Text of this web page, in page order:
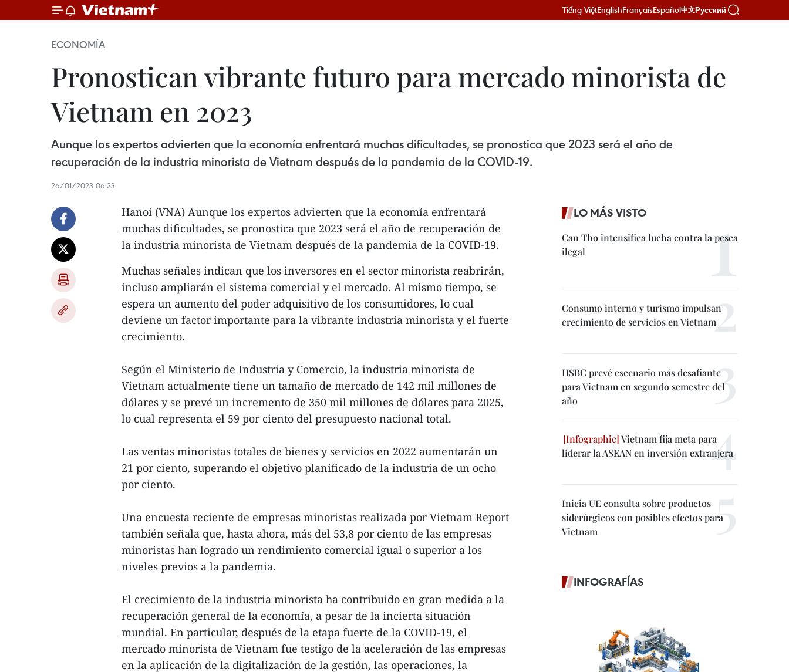
Tiếng ViệtEnglishFrançaisEspañol中文Русский
ECONOMÍA
Pronostican vibrante futuro para mercado minorista de
Vietnam en 2023
Aunque los expertos advierten que la economía enfrentará muchas dificultades, se pronostica que 2023 será el año de
recuperación de la industria minorista de Vietnam después de la pandemia de la COVID-19.
26/01/2023 06:23
Hanoi (VNA) Aunque los expertos advierten que la economía enfrentará
muchas dificultades, se pronostica que 2023 será el año de recuperación de
la industria minorista de Vietnam después de la pandemia de la COVID-19.
Muchas señales indican que los inversores en el sector minorista reabrirán,
incluso ampliarán el sistema comercial y el mercado. Al mismo tiempo, se
espera un aumento del poder adquisitivo de los consumidores, lo cual
deviene un factor importante para la vibrante industria minorista y el fuerte
crecimiento.
Según el Ministerio de Industria y Comercio, la industria minorista de
Vietnam actualmente tiene un tamaño de mercado de 142 mil millones de
dólares y se prevé un incremento de 350 mil millones de dólares para 2025,
lo cual representa el 59 por ciento del presupuesto nacional total.
Las ventas minoristas totales de bienes y servicios en 2022 aumentarán un
21 por ciento, superando el objetivo planificado de la industria de un ocho
por ciento.
Una encuesta reciente de empresas minoristas realizada por Vietnam Report
también señala que, hasta ahora, más del 53,8 por ciento de las empresas
minoristas han logrado un rendimiento comercial igual o superior a los
niveles previos a la pandemia.
El crecimiento de la industria minorista ha contribuido en gran medida a la
recuperación general de la economía, a pesar de la incierta situación
mundial. En particular, después de la etapa fuerte de la COVID-19, el
mercado minorista de Vietnam fue testigo de la aceleración de las empresas
en la aplicación de la digitalización de la gestión, las operaciones, la
LO MÁS VISTO
Can Tho intensifica lucha contra la pesca
ilegal
Consumo interno y turismo impulsan
crecimiento de servicios en Vietnam
HSBC prevé escenario más desafiante
para Vietnam en segundo semestre del
año
Vietnam fija meta para
liderar la ASEAN en inversión extranjera
Inicia UE consulta sobre productos
siderúrgicos con posibles efectos para
Vietnam
INFOGRAFÍAS